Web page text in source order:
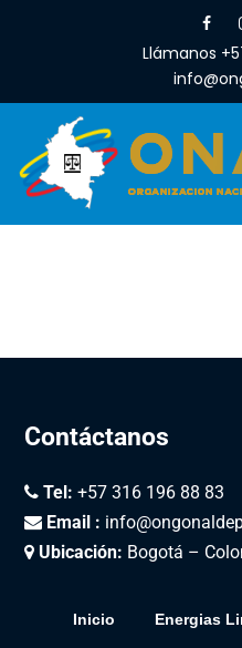
Llámanos
Contáctanos
Tel: +57 316 196 88 83
Email :
Ubicación: Bogotá –
Inicio Energias